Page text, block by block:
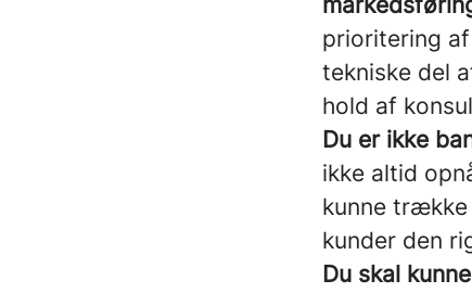
prioritering
tekniske del
hold af
Du er ikke
ikke altid
kunne
kunder den
Du skal